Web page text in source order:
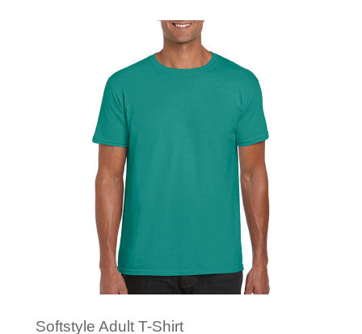
Softstyle Adult T-Shirt